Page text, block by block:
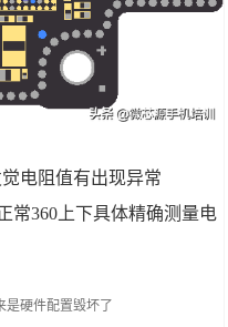
电阻值有出现异常
常360上下具体精确测量电